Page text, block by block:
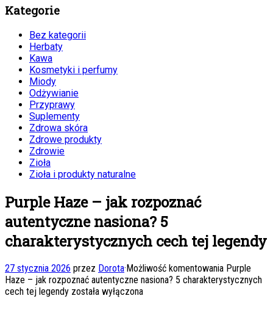
Kategorie
Bez kategorii
Herbaty
Kawa
Kosmetyki i perfumy
Miody
Odżywianie
Przyprawy
Suplementy
Zdrowa skóra
Zdrowe produkty
Zdrowie
Zioła
Zioła i produkty naturalne
Purple Haze – jak rozpoznać
autentyczne nasiona? 5
charakterystycznych cech tej legendy
27 stycznia 2026 przez Dorota· Możliwość komentowania Purple
Haze – jak rozpoznać autentyczne nasiona? 5 charakterystycznych
cech tej legendy została wyłączona